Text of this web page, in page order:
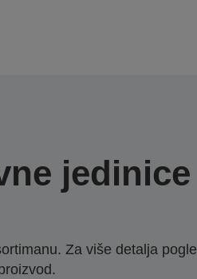
jedinice
Za više detalja